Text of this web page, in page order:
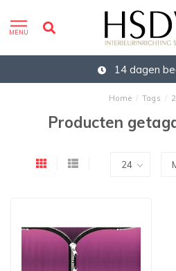
MENU
14 dagen
Home / Tags /
Producten